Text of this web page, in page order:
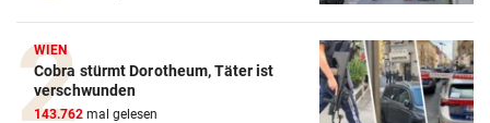
WIEN
Cobra stürmt Dorotheum, Täter ist
verschwunden
143.762 mal gelesen